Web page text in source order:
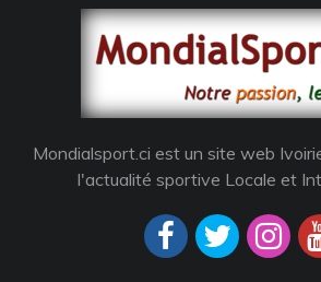
Mondialsport.ci est un site web
l'actualité sportive Locale et